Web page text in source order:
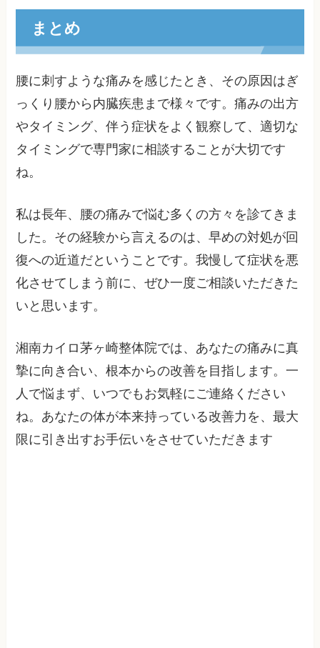
まとめ
腰に刺すような痛みを感じたとき、その原因はぎ
っくり腰から内臓疾患まで様々です。痛みの出方
やタイミング、伴う症状をよく観察して、適切な
タイミングで専門家に相談することが大切です
ね。
私は長年、腰の痛みで悩む多くの方々を診てきま
した。その経験から言えるのは、早めの対処が回
復への近道だということです。我慢して症状を悪
化させてしまう前に、ぜひ一度ご相談いただきた
いと思います。
湘南カイロ茅ヶ崎整体院では、あなたの痛みに真
摯に向き合い、根本からの改善を目指します。一
人で悩まず、いつでもお気軽にご連絡ください
ね。あなたの体が本来持っている改善力を、最大
限に引き出すお手伝いをさせていただきます